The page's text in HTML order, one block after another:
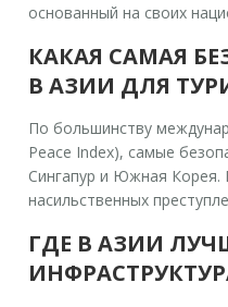
основанный на своих
КАКАЯ САМАЯ
В АЗИИ ДЛЯ
По большинству
Peace Index), самые
Сингапур и Южная Корея.
насильственных
ГДЕ В АЗИИ